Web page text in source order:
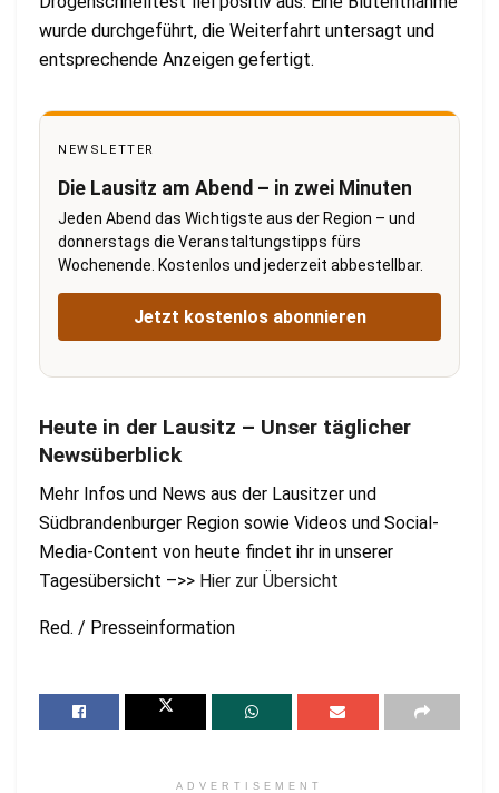
wurde durchgeführt, die Weiterfahrt untersagt und
entsprechende Anzeigen gefertigt.
NEWSLETTER
Die Lausitz am Abend – in zwei Minuten
Jeden Abend das Wichtigste aus der Region – und
donnerstags die Veranstaltungstipps fürs
Wochenende. Kostenlos und jederzeit abbestellbar.
Jetzt kostenlos abonnieren
Heute in der Lausitz – Unser täglicher
Newsüberblick
Mehr Infos und News aus der Lausitzer und
Südbrandenburger Region sowie Videos und Social-
Media-Content von heute findet ihr in unserer
Tagesübersicht –>> Hier zur Übersicht
Red. / Presseinformation
ADVERTISEMENT